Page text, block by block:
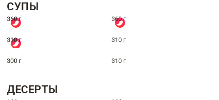
СУПЫ
360 г 360 г
310 г 310 г
300 г 310 г
ДЕСЕРТЫ